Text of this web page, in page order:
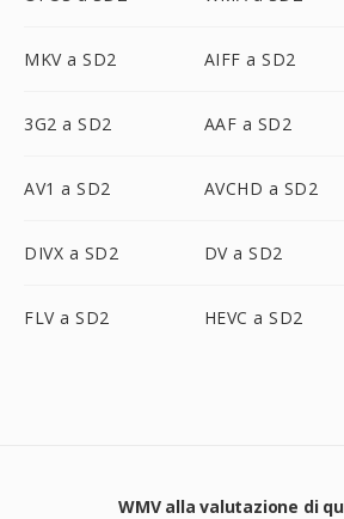
MKV a SD2 AIFF a SD2
3G2 a SD2 AAF a SD2
AV1 a SD2 AVCHD a SD2
DIVX a SD2 DV a SD2
FLV a SD2 HEVC a SD2
WMV alla valutazione di